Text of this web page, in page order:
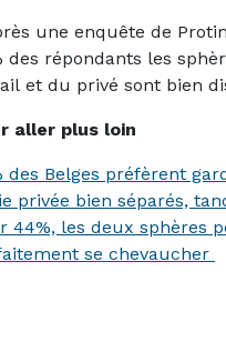
une enquête de
des répondants les
et du privé sont bien
Le résultat
? Qu’on soit «
»,
de travail aide à
dans les deux cas.
aller plus loin
des Belges préfèrent
privée bien séparés,
44%, les deux sphères
se chevaucher